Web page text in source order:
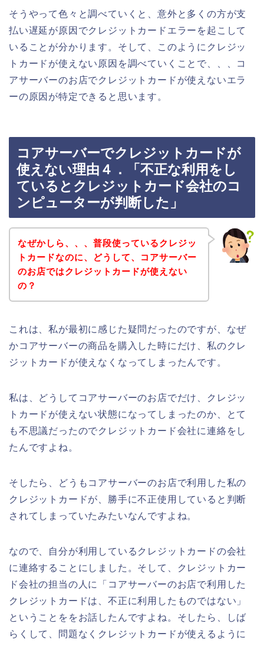
そうやって色々と調べていくと、意外と多くの方が支
払い遅延が原因でクレジットカードエラーを起こして
いることが分かります。そして、このようにクレジッ
トカードが使えない原因を調べていくことで、、、コ
アサーバーのお店でクレジットカードが使えないエラ
ーの原因が特定できると思います。
コアサーバーでクレジットカードが
使えない理由４．「不正な利用をし
ているとクレジットカード会社のコ
ンピューターが判断した」
なぜかしら、、、普段使っているクレジッ
トカードなのに、どうして、コアサーバー
のお店ではクレジットカードが使えない
の？
これは、私が最初に感じた疑問だったのですが、なぜ
かコアサーバーの商品を購入した時にだけ、私のクレ
ジットカードが使えなくなってしまったんです。
私は、どうしてコアサーバーのお店でだけ、クレジッ
トカードが使えない状態になってしまったのか、とて
も不思議だったのでクレジットカード会社に連絡をし
たんですよね。
そしたら、どうもコアサーバーのお店で利用した私の
クレジットカードが、勝手に不正使用していると判断
されてしまっていたみたいなんですよね。
なので、自分が利用しているクレジットカードの会社
に連絡することにしました。そして、クレジットカー
ド会社の担当の人に「コアサーバーのお店で利用した
クレジットカードは、不正に利用したものではない」
ということををお話したんですよね。そしたら、しば
らくして、問題なくクレジットカードが使えるように